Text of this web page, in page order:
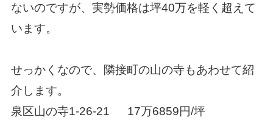
ないのですが、実勢価格は坪40万を軽く超えて
います。
せっかくなので、隣接町の山の寺もあわせて紹
介します。
泉区山の寺1-26-21 17万6859円/坪